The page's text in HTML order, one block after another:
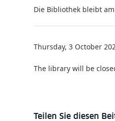
Die Bibliothek bleibt
Thursday, 3 October
The library will be